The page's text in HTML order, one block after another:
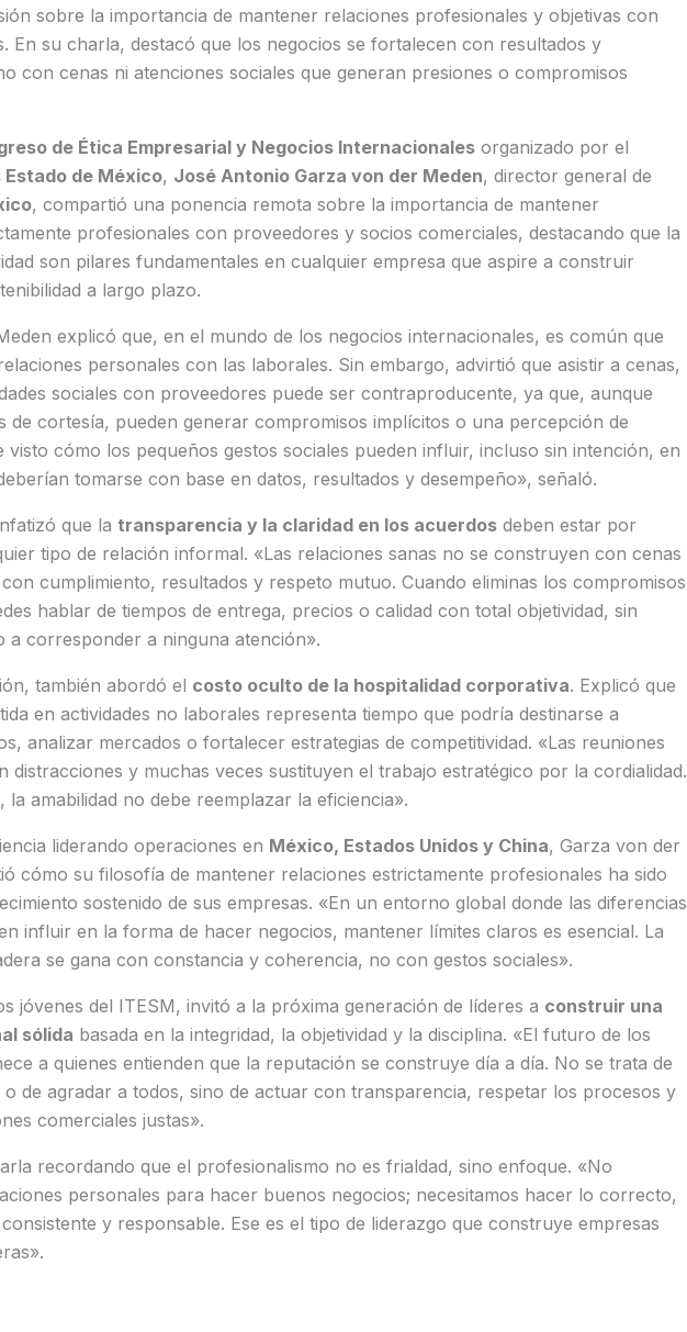
sobre la importancia de mantener relaciones profesionales y objetivas con
En su charla, destacó que los negocios se fortalecen con resultados y
con cenas ni atenciones sociales que generan presiones o compromisos
de Ética Empresarial y Negocios Internacionalesorganizado por el
Estado de México, José Antonio Garza von der Meden, director general de
, compartió una ponencia remota sobre la importancia de mantener
profesionales con proveedores y socios comerciales, destacando que la
son pilares fundamentales en cualquier empresa que aspire a construir
a largo plazo.
explicó que, en el mundo de los negocios internacionales, es común que
personales con las laborales. Sin embargo, advirtió que asistir a cenas,
sociales con proveedores puede ser contraproducente, ya que, aunque
de cortesía, pueden generar compromisos implícitos o una percepción de
visto cómo los pequeños gestos sociales pueden influir, incluso sin intención, en
tomarse con base en datos, resultados y desempeño», señaló.
que la transparencia y la claridad en los acuerdosdeben estar por
tipo de relación informal. «Las relaciones sanas no se construyen con cenas
cumplimiento, resultados y respeto mutuo. Cuando eliminas los compromisos
hablar de tiempos de entrega, precios o calidad con total objetividad, sin
a corresponder a ninguna atención».
también abordó el costo oculto de la hospitalidad corporativa. Explicó que
en actividades no laborales representa tiempo que podría destinarse a
analizar mercados o fortalecer estrategias de competitividad. «Las reuniones
distracciones y muchas veces sustituyen el trabajo estratégico por la cordialidad.
la amabilidad no debe reemplazar la eficiencia».
liderando operaciones en México, Estados Unidos y China, Garza von der
cómo su filosofía de mantener relaciones estrictamente profesionales ha sido
sostenido de sus empresas. «En un entorno global donde las diferencias
influir en la forma de hacer negocios, mantener límites claros es esencial. La
se gana con constancia y coherencia, no con gestos sociales».
jóvenes del ITESM, invitó a la próxima generación de líderes a construir una
sólida basada en la integridad, la objetividad y la disciplina. «El futuro de los
a quienes entienden que la reputación se construye día a día. No se trata de
o de agradar a todos, sino de actuar con transparencia, respetar los procesos y
comerciales justas».
recordando que el profesionalismo no es frialdad, sino enfoque. «No
personales para hacer buenos negocios; necesitamos hacer lo correcto,
y responsable. Ese es el tipo de liderazgo que construye empresas